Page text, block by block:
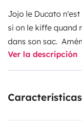
Jojo le Ducato
si on le kiffe quand
dans son sac.
d'expériences, il
espace, 4 places
tout ce que vous
Ver la descripción
Características